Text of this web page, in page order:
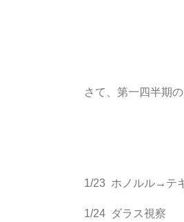
さて、第一四半期
1/23 ホノルル→テ
1/24 ダラス視察